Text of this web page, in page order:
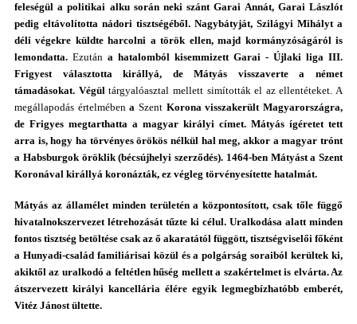
feleségül a politikai alku során neki szánt Garai Annát, Garai Lászlót
pedig eltávolította nádori tisztségéből. Nagybátyját, Szilágyi Mihályt a
déli végekre küldte harcolni a török ellen, majd kormányzóságáról is
lemondatta. Ezután a hatalomból kisemmizett Garai - Újlaki liga III.
Frigyest választotta királlyá, de Mátyás visszaverte a német
támadásokat. Végültárgyalóasztal mellett simították el az ellentéteket. A
megállapodás értelmébenaSzent Koronavisszakerült Magyarországra,
de Frigyes megtarthatta a magyar királyi címet. Mátyás ígéretet tett
arra is, hogy ha törvényes örökös nélkül hal meg, akkor a magyar trónt
a Habsburgok öröklik (bécsújhelyi szerződés). 1464-ben Mátyást a Szent
Koronával királlyá koronázták, ez végleg törvényesítette hatalmát.
Mátyás az államélet minden területén a központosított, csak tőle függő
hivatalnokszervezet létrehozását tűzte ki célul. Uralkodása alatt minden
fontos tisztség betöltése csak az ő akaratától függött, tisztségviselői főként
a Hunyadi-család familiárisai közül és a polgárság soraiból kerültek ki,
akiktől az uralkodó a feltétlen hűség mellett a szakértelmet is elvárta. Az
átszervezett királyi kancellária élére egyik legmegbízhatóbb emberét,
Vitéz Jánost ültette.